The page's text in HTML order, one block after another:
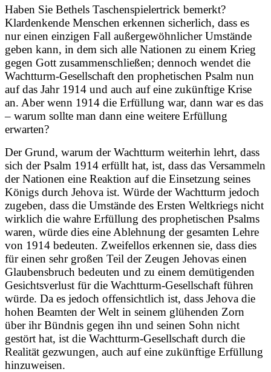
Haben Sie Bethels Taschenspielertrick bemerkt?
Klardenkende Menschen erkennen sicherlich, dass es
nur einen einzigen Fall außergewöhnlicher Umstände
geben kann, in dem sich alle Nationen zu einem Krieg
gegen Gott zusammenschließen; dennoch wendet die
Wachtturm-Gesellschaft den prophetischen Psalm nun
auf das Jahr 1914 und auch auf eine zukünftige Krise
an. Aber wenn 1914 die Erfüllung war, dann war es das
– warum sollte man dann eine weitere Erfüllung
erwarten?
Der Grund, warum der Wachtturm weiterhin lehrt, dass
sich der Psalm 1914 erfüllt hat, ist, dass das Versammeln
der Nationen eine Reaktion auf die Einsetzung seines
Königs durch Jehova ist. Würde der Wachtturm jedoch
zugeben, dass die Umstände des Ersten Weltkriegs nicht
wirklich die wahre Erfüllung des prophetischen Psalms
waren, würde dies eine Ablehnung der gesamten Lehre
von 1914 bedeuten. Zweifellos erkennen sie, dass dies
für einen sehr großen Teil der Zeugen Jehovas einen
Glaubensbruch bedeuten und zu einem demütigenden
Gesichtsverlust für die Wachtturm-Gesellschaft führen
würde. Da es jedoch offensichtlich ist, dass Jehova die
hohen Beamten der Welt in seinem glühenden Zorn
über ihr Bündnis gegen ihn und seinen Sohn nicht
gestört hat, ist die Wachtturm-Gesellschaft durch die
Realität gezwungen, auch auf eine zukünftige Erfüllung
hinzuweisen.